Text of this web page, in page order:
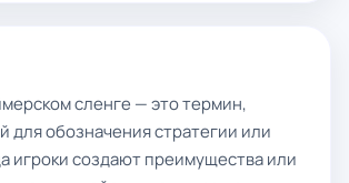
сленге — это термин,
для обозначения стратегии или
игроки создают преимущества или